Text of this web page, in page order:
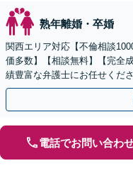
熟年離婚・卒婚
関西エリア対応【不倫相談
価多数】【相談無料】【完全
績豊富な弁護士にお任せくだ
側両方対応」人情派弁護士！
電話でお問い合わ